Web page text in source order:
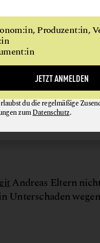
sie sich
auch wenn das
Landwirtschaft
Böden, die
Andreas Eltern
Unterschaden
Produzent:in,
JETZT ANMELDEN
du die regelmäßige
zumDatenschutz.